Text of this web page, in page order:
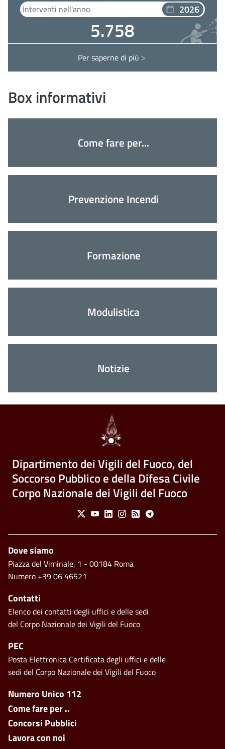
Interventi nell'anno 2026
5.758
Per saperne di piùInterventi RAVENNA
Box informativi
Come fare per...
Prevenzione Incendi
Formazione
Modulistica
Notizie
Dipartimento dei Vigili del Fuoco, del
Soccorso Pubblico e della Difesa Civile
Corpo Nazionale dei Vigili del Fuoco
Social Menu
X YoutubeLinkedinInstagram
Feed Telegram
Footer side menu
Numero Unico 112
Come fare per ..
Concorsi Pubblici
Lavora con noi
Piè di pagina
Dove siamo
Piazza del Viminale, 1 - 00184 Roma
Numero +39 06 46521
Contatti
Elenco dei contatti degli uffici e delle sedi
del Corpo Nazionale dei Vigili del Fuoco
PEC
Posta Elettronica Certificata degli uffici e delle
sedi del Corpo Nazionale dei Vigili del Fuoco